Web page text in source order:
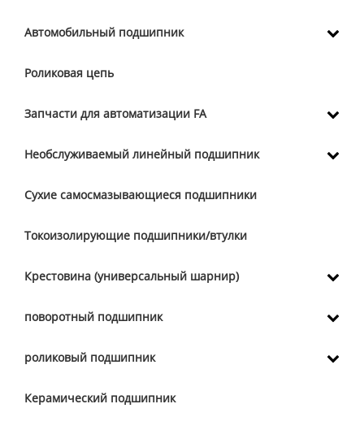
Автомобильный подшипник
Роликовая цепь
Запчасти для автоматизации FA
Необслуживаемый линейный подшипник
Сухие самосмазывающиеся подшипники
Токоизолирующие подшипники/втулки
Крестовина (универсальный шарнир)
поворотный подшипник
роликовый подшипник
Керамический подшипник